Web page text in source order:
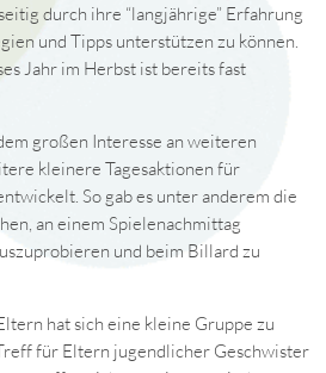
durch ihre “langjährige” Erfahrung
und Tipps unterstützen zu können.
Jahr im Herbst ist bereits fast
großen Interesse an weiteren
kleinere Tagesaktionen für
So gab es unter anderem die
an einem Spielenachmittag
und beim Billard zu
hat sich eine kleine Gruppe zu
für Eltern jugendlicher Geschwister